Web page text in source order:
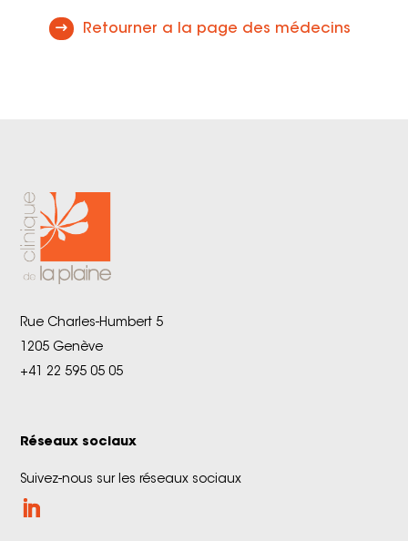
Retourner a la page des médecins
Rue Charles-Humbert 5
1205 Genève
+41 22 595 05 05
Réseaux sociaux
Suivez-nous sur les réseaux sociaux